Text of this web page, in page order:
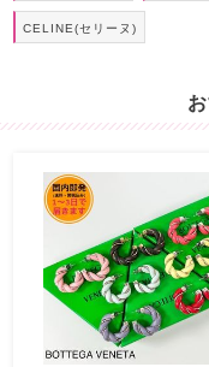
CELINE(セリーヌ)